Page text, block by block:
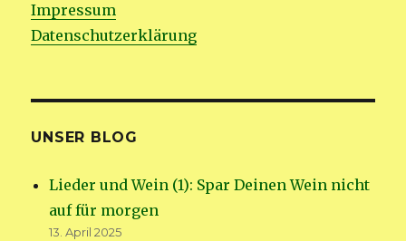
Impressum
Datenschutzerklärung
UNSER BLOG
Lieder und Wein (1): Spar Deinen Wein nicht
auf für morgen
13. April 2025